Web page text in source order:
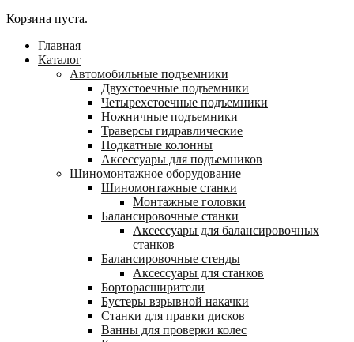
Корзина пуста.
Главная
Каталог
Автомобильные подъемники
Двухстоечные подъемники
Четырехстоечные подъемники
Ножничные подъемники
Траверсы гидравлические
Подкатные колонны
Аксессуары для подъемников
Шиномонтажное оборудование
Шиномонтажные станки
Монтажные головки
Балансировочные станки
Аксессуары для балансировочных
станков
Балансировочные стенды
Аксессуары для станков
Борторасширители
Бустеры взрывной накачки
Станки для правки дисков
Ванны для проверки колес